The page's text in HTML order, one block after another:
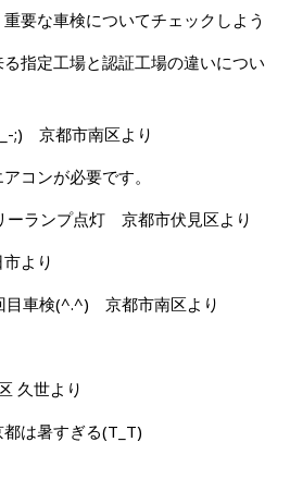
要な車検についてチェックしよう
指定工場と認証工場の違いについ
;) 京都市南区より
コンが必要です。
ランプ点灯 京都市伏見区より
より
目車検(^.^) 京都市南区より
久世より
は暑すぎる(T_T)